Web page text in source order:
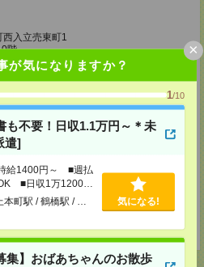
が気になりますか？
1/10
も不要！日収1.1万円～＊未
遣]
給1400円～ ■週払
■日収1万1200円
本町駅 / 鶴橋駅 / … 気になる!
集】おばあちゃんのお散歩
×
入立売東町1
階
ディックス2階